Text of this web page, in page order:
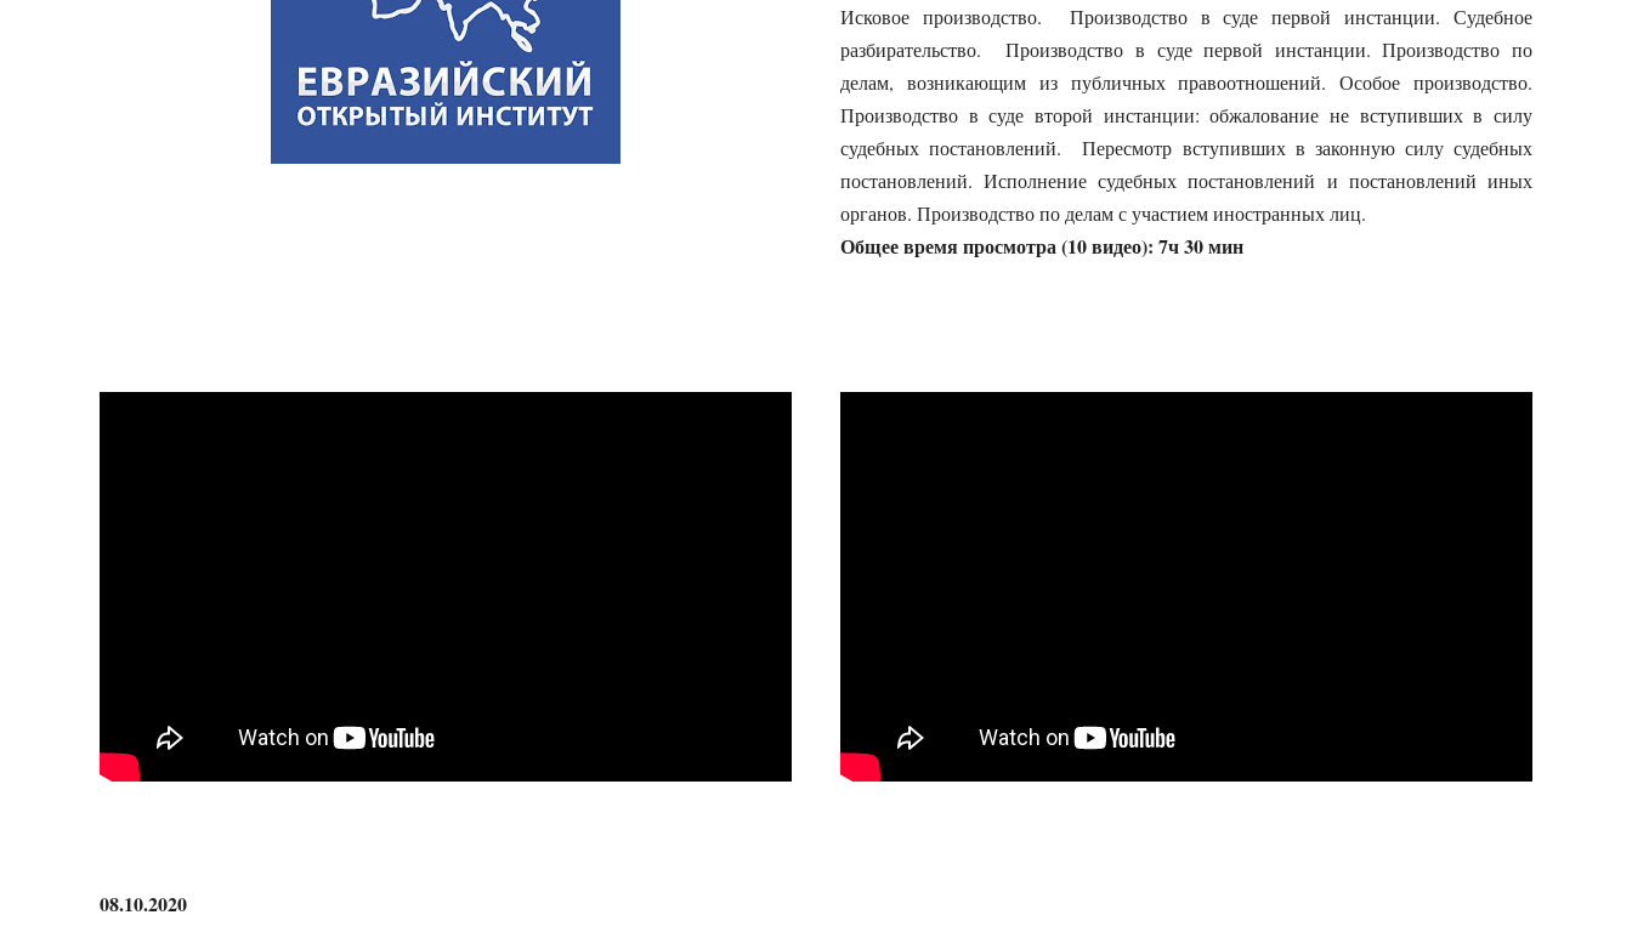
Исковое производство. Производство в суде первой инстанции. Судебное
разбирательство. Производство в суде первой инстанции. Производство по
делам, возникающим из публичных правоотношений. Особое производство.
Производство в суде второй инстанции: обжалование не вступивших в силу
судебных постановлений. Пересмотр вступивших в законную силу судебных
постановлений. Исполнение судебных постановлений и постановлений иных
органов. Производство по делам с участием иностранных лиц.
Общее время просмотра (10 видео): 7ч 30 мин
08.10.2020